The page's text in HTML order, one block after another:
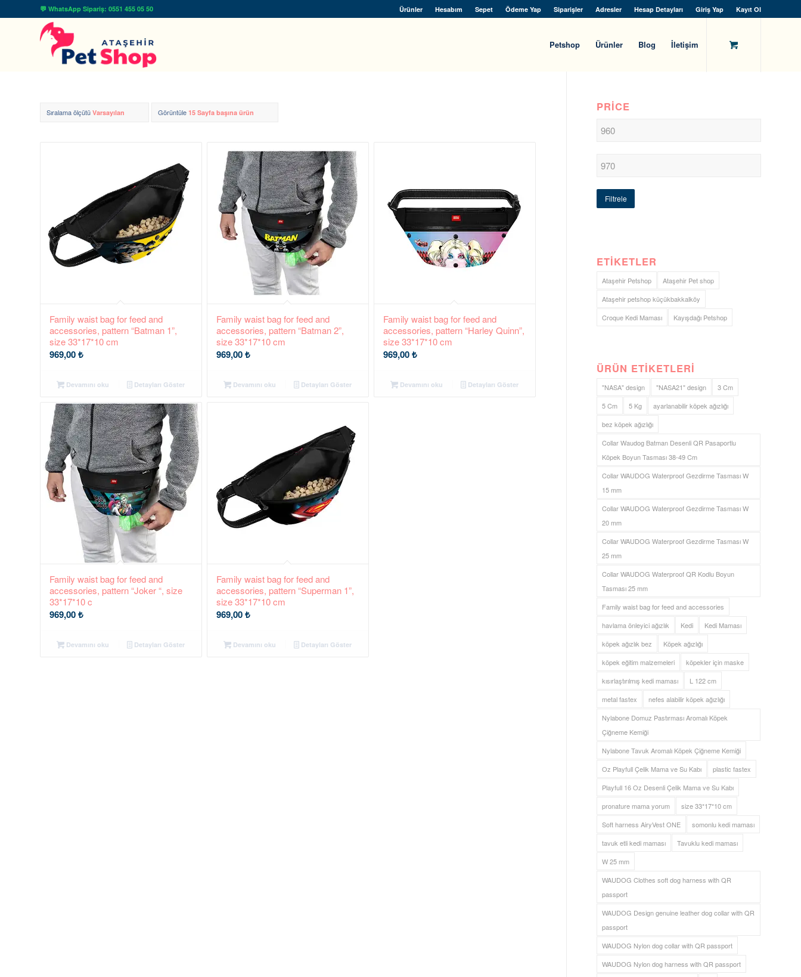
Ürünler Hesabım Sepet Ödeme Yap Siparişler Adresler Hesap Detayları Giriş Yap Kayıt Ol
💬 WhatsApp Sipariş: 0551 455 05 50
Petshop Ürünler Blog İletişim
Sıralama ölçütü Varsayılan Görüntüle 15 Sayfa başına ürün
Family waist bag for feed and
accessories, pattern “Batman 1”,
size 33*17*10 cm
969,00₺
Devamını oku Detayları Göster
Family waist bag for feed and
accessories, pattern “Batman 2”,
size 33*17*10 cm
969,00₺
Devamını oku Detayları Göster
Family waist bag for feed and
accessories, pattern “Harley Quinn”,
size 33*17*10 cm
969,00₺
Devamını oku Detayları Göster
Family waist bag for feed and
accessories, pattern “Joker “, size
33*17*10 c
969,00₺
Devamını oku Detayları Göster
Family waist bag for feed and
accessories, pattern “Superman 1”,
size 33*17*10 cm
969,00₺
Devamını oku Detayları Göster
PRICE
Filtrele
ETIKETLER
Ataşehir Petshop
Ataşehir Pet shop
Ataşehir petshop küçükbakkalköy
Croque Kedi Maması
Kayışdağı Petshop
ÜRÜN ETIKETLERI
"NASA" design "NASA21" design
3 Cm
5 Cm
5 Kg
ayarlanabilir köpek ağızlığı
bez köpek ağızlığı
Collar Waudog Batman Desenli QR Pasaportlu
Köpek Boyun Tasması 38-49 Cm
Collar WAUDOG Waterproof Gezdirme Tasması W
15 mm
Collar WAUDOG Waterproof Gezdirme Tasması W
20 mm
Collar WAUDOG Waterproof Gezdirme Tasması W
25 mm
Collar WAUDOG Waterproof QR Kodlu Boyun
Tasması 25 mm
Family waist bag for feed and accessories
havlama önleyici ağızlık
Kedi
Kedi Maması
köpek ağızlık bez
Köpek ağızlığı
köpek eğitim malzemeleri
köpekler için maske
kısırlaştırılmış kedi maması
L 122 cm
metal fastex
nefes alabilir köpek ağızlığı
Nylabone Domuz Pastırması Aromalı Köpek
Çiğneme Kemiği
Nylabone Tavuk Aromalı Köpek Çiğneme Kemiği
Oz Playfull Çelik Mama ve Su Kabı
plastic fastex
Playfull 16 Oz Desenli Çelik Mama ve Su Kabı
pronature mama yorum
size 33*17*10 cm
Soft harness AiryVest ONE
somonlu kedi maması
tavuk etli kedi maması
Tavuklu kedi maması
W 25 mm
WAUDOG Clothes soft dog harness with QR
passport
WAUDOG Design genuine leather dog collar with QR
passport
WAUDOG Nylon dog collar with QR passport
WAUDOG Nylon dog harness with QR passport